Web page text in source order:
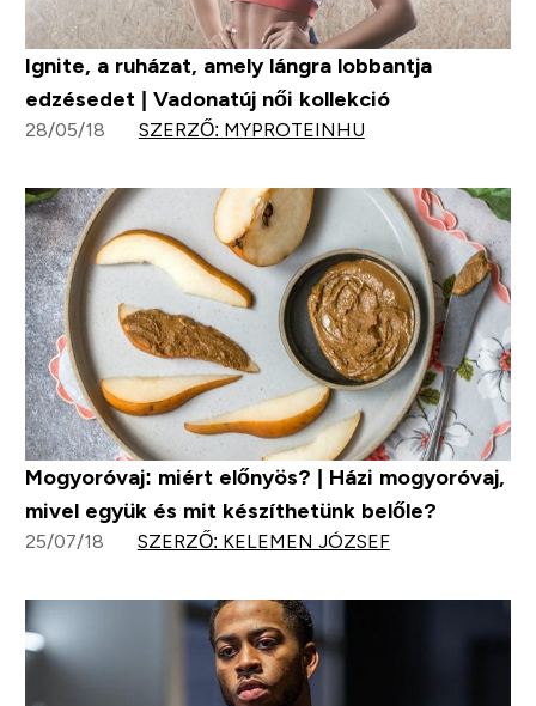
Ignite, a ruházat, amely lángra lobbantja
edzésedet | Vadonatúj női kollekció
28/05/18 SZERZŐ: MYPROTEINHU
Mogyoróvaj: miért előnyös? | Házi mogyoróvaj,
mivel együk és mit készíthetünk belőle?
25/07/18 SZERZŐ: KELEMEN JÓZSEF